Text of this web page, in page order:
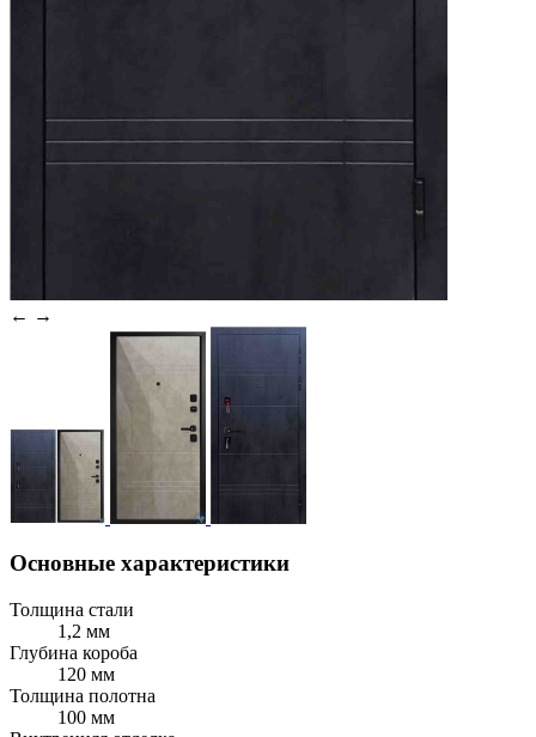
← →
Основные характеристики
Толщина стали
1,2 мм
Глубина короба
120 мм
Толщина полотна
100 мм